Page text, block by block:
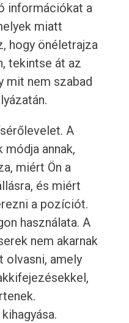
információkat a
miatt
hogy önéletrajza
tekintse át az
mit nem szabad
A
annak,
miért Ön a
és miért
a pozíciót.
használata. A
nem akarnak
olvasni, amely